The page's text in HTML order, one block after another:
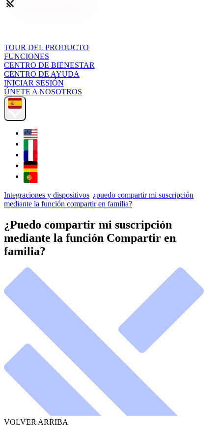
TOUR DEL PRODUCTO
FUNCIONES
CENTRO DE BIENESTAR
CENTRO DE AYUDA
INICIAR SESIÓN
ÚNETE A NOSOTROS
Integraciones y dispositivos ¿puedo compartir mi suscripción
mediante la función compartir en familia?
¿Puedo compartir mi suscripción
mediante la función Compartir en
familia?
VOLVER ARRIBA